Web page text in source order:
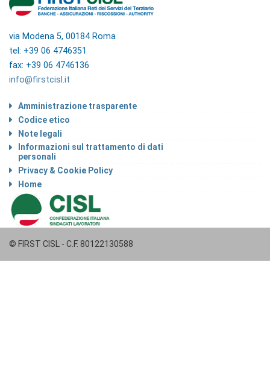
via Modena 5, 00184 Roma
tel: +39 06 4746351
fax: +39 06 4746136
info@firstcisl.it
Amministrazione trasparente
Codice etico
Note legali
Informazioni sul trattamento di dati
personali
Privacy & Cookie Policy
Home
© FIRST CISL - C.F. 80122130588